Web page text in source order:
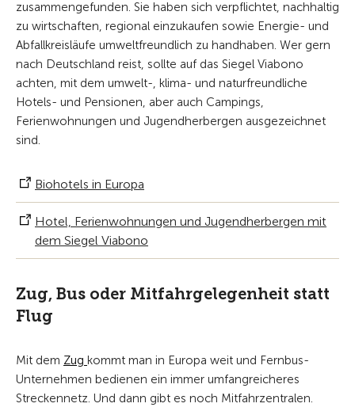
zusammengefunden. Sie haben sich verpflichtet, nachhaltig
zu wirtschaften, regional einzukaufen sowie Energie- und
Abfallkreisläufe umweltfreundlich zu handhaben. Wer gern
nach Deutschland reist, sollte auf das Siegel Viabono
achten, mit dem umwelt-, klima- und naturfreundliche
Hotels- und Pensionen, aber auch Campings,
Ferienwohnungen und Jugendherbergen ausgezeichnet
sind.
Biohotels in Europa
Hotel, Ferienwohnungen und Jugendherbergen mit
dem Siegel Viabono
Zug, Bus oder Mitfahrgelegenheit statt
Flug
Mit dem Zug kommt man in Europa weit und Fernbus-
Unternehmen bedienen ein immer umfangreicheres
Streckennetz. Und dann gibt es noch Mitfahrzentralen.